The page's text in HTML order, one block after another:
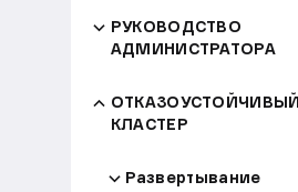
РУКОВОДСТВО
АДМИНИСТРАТОРА
ОТКАЗОУСТОЙЧИВЫЙ
КЛАСТЕР
Развертывание